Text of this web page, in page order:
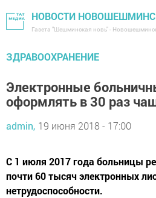
НОВОСТИ
Газета "Шешминская новь" -
ЗДРАВООХРАНЕНИЕ
Электронные
оформлять в 30 раз
admin, 19 июня 2018 - 17:00
С 1 июля 2017 года больницы
почти 60 тысяч электронных
нетрудоспособности.